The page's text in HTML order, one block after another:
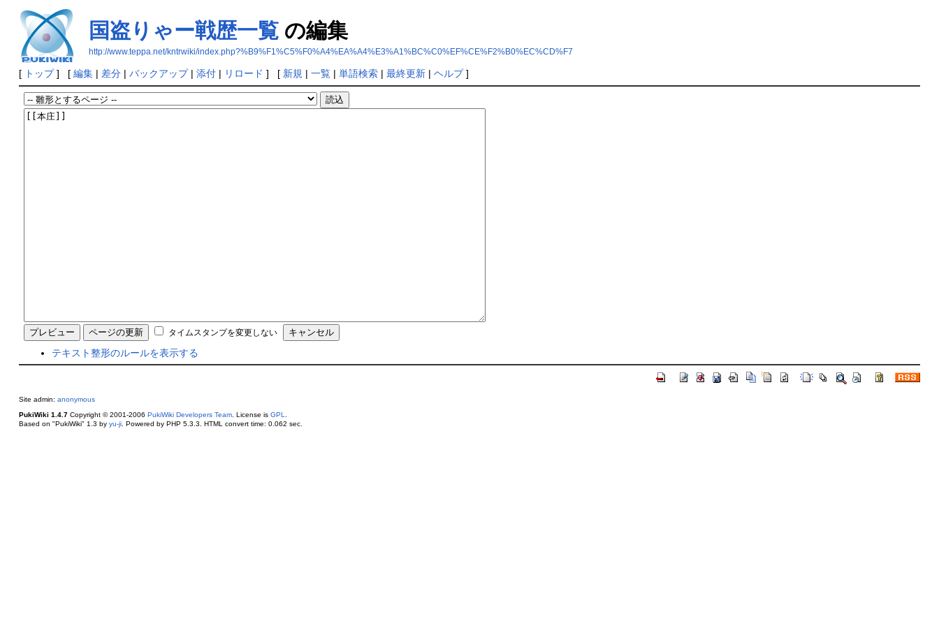
国盗りゃー戦歴一覧の編集
http://www.teppa.net/kntrwiki/index.php?%B9%F1%C5%F0%A4%EA%A4%E3%A1%BC%C0%EF%CE%F2%B0%EC%CD%F7
[ トップ] [ 編集| 差分| バックアップ| 添付| リロード ] [ 新規 | 一覧| 単語検索| 最終更新| ヘルプ]
タイムスタンプを変更しない
テキスト整形のルールを表示する
Site admin: anonymous
PukiWiki 1.4.7Copyright © 2001-2006 PukiWiki Developers Team. License is GPL
Based on "PukiWiki" 1.3 by yu-ji. Powered by PHP 5.3.3. HTML convert time: 0.062 sec.